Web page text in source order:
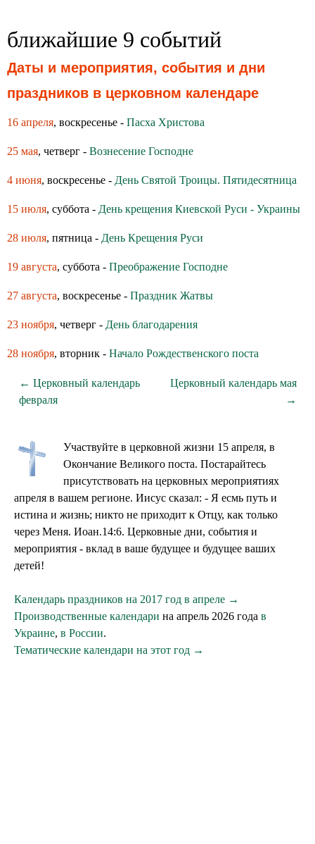
ближайшие 9 событий
Даты и мероприятия, события и дни
праздников в церковном календаре
16 апреля, воскресенье - Пасха Христова
25 мая, четверг - Вознесение Господне
4 июня, воскресенье - День Святой Троицы. Пятидесятница
15 июля, суббота - День крещения Киевской Руси - Украины
28 июля, пятница - День Крещения Руси
19 августа, суббота - Преображение Господне
27 августа, воскресенье - Праздник Жатвы
23 ноября, четверг - День благодарения
28 ноября, вторник - Начало Рождественского поста
← Церковный календарь
февраля
Церковный календарь мая
→
Участвуйте в церковной жизни 15 апреля, в
Окончание Великого поста. Постарайтесь
присутствовать на церковных мероприятиях
апреля в вашем регионе. Иисус сказал: - Я есмь путь и
истина и жизнь; никто не приходит к Отцу, как только
через Меня. Иоан.14:6. Церковные дни, события и
мероприятия - вклад в ваше будущее и будущее ваших
детей!
Календарь праздников на 2017 год в апреле →
Производственные календари на апрель 2026 года в
Украине, в России.
Тематические календари на этот год →